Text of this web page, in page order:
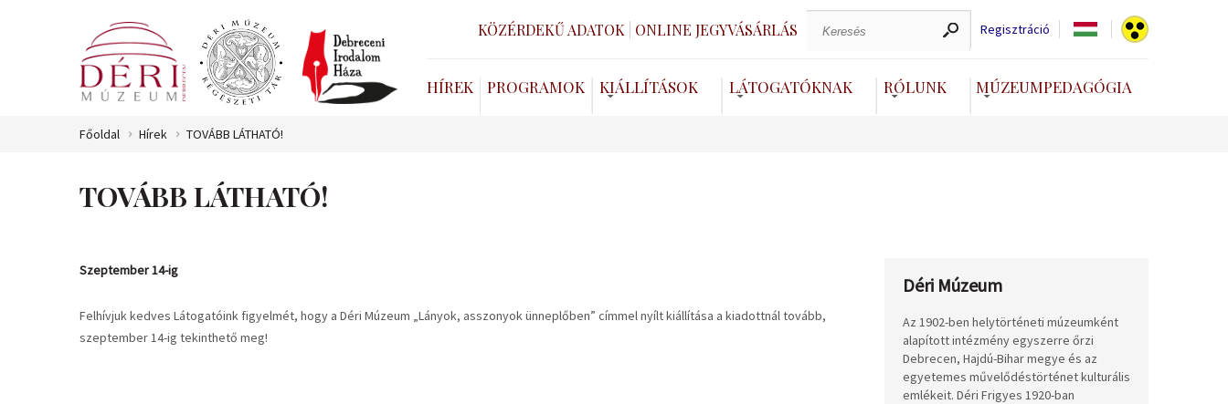
KÖZÉRDEKŰ ADATOK ONLINE JEGYVÁSÁRLÁS Regisztráció
HÍREK PROGRAMOK KIÁLLÍTÁSOK LÁTOGATÓKNAK RÓLUNK MÚZEUMPEDAGÓGIA
Főoldal Hírek TOVÁBB LÁTHATÓ!
TOVÁBB LÁTHATÓ!
Szeptember 14-ig
Felhívjuk kedves Látogatóink figyelmét, hogy a Déri Múzeum „Lányok, asszonyok ünneplőben” címmel nyílt kiállítása a kiadottnál tovább,
szeptember 14-ig tekinthető meg!
Déri Múzeum
Az 1902-ben helytörténeti múzeumként
alapított intézmény egyszerre őrzi
Debrecen, Hajdú-Bihar megye és az
egyetemes művelődéstörténet kulturális
emlékeit. Déri Frigyes 1920-ban